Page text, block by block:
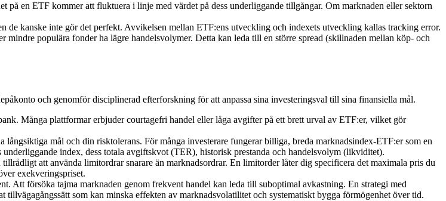
en ETF kommer att fluktuera i linje med värdet på dess underliggande tillgångar. Om marknaden eller sektorn
de kanske inte gör det perfekt. Avvikelsen mellan ETF:ens utveckling och indexets utveckling kallas tracking error.
populära fonder ha lägre handelsvolymer. Detta kan leda till en större spread (skillnaden mellan köp- och
och genomför disciplinerad efterforskning för att anpassa sina investeringsval till sina finansiella mål.
Många plattformar erbjuder courtagefri handel eller låga avgifter på ett brett urval av ETF:er, vilket gör
långsiktiga mål och din risktolerans. För många investerare fungerar billiga, breda marknadsindex-ETF:er som en
index, dess totala avgiftskvot (TER), historisk prestanda och handelsvolym (likviditet).
att använda limitordrar snarare än marknadsordrar. En limitorder låter dig specificera det maximala pris du
exekveringspriset.
Att försöka tajma marknaden genom frekvent handel kan leda till suboptimal avkastning. En strategi med
tillvägagångssätt som kan minska effekten av marknadsvolatilitet och systematiskt bygga förmögenhet över tid.